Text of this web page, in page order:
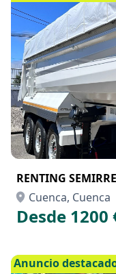
RENTING
Cuenca, Cuenca
Desde 1200
Anuncio